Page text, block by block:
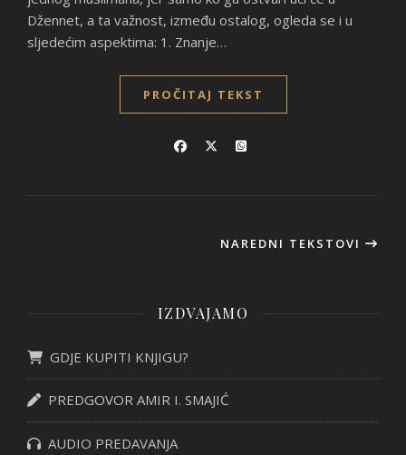
Džennet, a ta važnost, između ostalog, ogleda se i u
sljedećim aspektima: 1. Znanje…
PROČITAJ TEKST
NAREDNI TEKSTOVI
IZDVAJAMO
GDJE KUPITI KNJIGU?
PREDGOVOR AMIR I. SMAJIĆ
AUDIO PREDAVANJA